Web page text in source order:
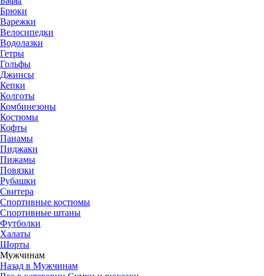
Брюки
Варежки
Велосипедки
Водолазки
Гетры
Гольфы
Джинсы
Кепки
Колготы
Комбинезоны
Костюмы
Кофты
Панамы
Пиджаки
Пижамы
Повязки
Рубашки
Свитера
Спортивные костюмы
Спортивные штаны
Футболки
Халаты
Шорты
Мужчинам
Назад в Мужчинам